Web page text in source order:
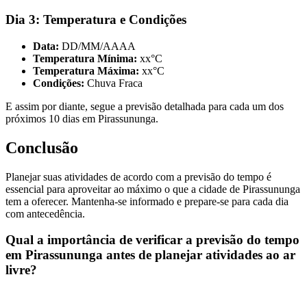
Dia 3: Temperatura e Condições
Data: DD/MM/AAAA
Temperatura Mínima: xx°C
Temperatura Máxima: xx°C
Condições: Chuva Fraca
E assim por diante, segue a previsão detalhada para cada um dos
próximos 10 dias em Pirassununga.
Conclusão
Planejar suas atividades de acordo com a previsão do tempo é
essencial para aproveitar ao máximo o que a cidade de Pirassununga
tem a oferecer. Mantenha-se informado e prepare-se para cada dia
com antecedência.
Qual a importância de verificar a previsão do tempo
em Pirassununga antes de planejar atividades ao ar
livre?